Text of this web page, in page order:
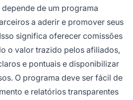
de um programa
a aderir e promover seus
significa oferecer comissões
o valor trazido pelos afiliados,
e pontuais e disponibilizar
O programa deve ser fácil de
e relatórios transparentes